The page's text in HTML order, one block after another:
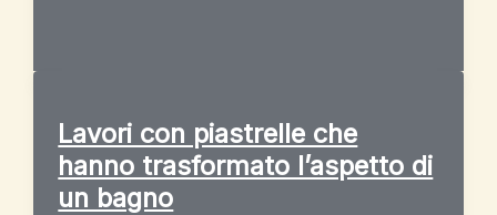
Lavori con piastrelle che
hanno trasformato l’aspetto di
un bagno